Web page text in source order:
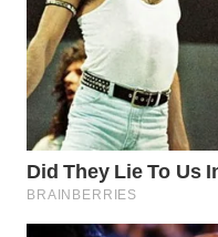
WN
TAPANULI
TENGAH
WN DELI
SERDANG